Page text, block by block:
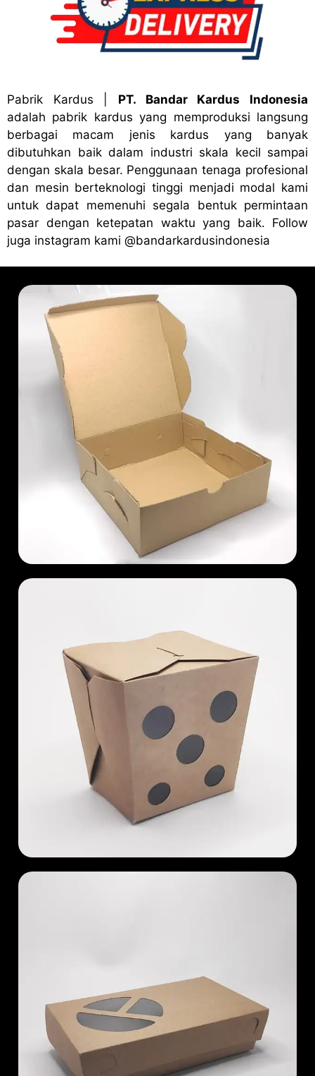
Pabrik Kardus
PT. Bandar Kardus Indonesia
adalah pabrik kardus yang memproduksi langsung
berbagai macam jenis kardus yang banyak
dibutuhkan baik dalam industri skala kecil sampai
dengan skala besar. Penggunaan tenaga profesional
dan mesin berteknologi tinggi menjadi modal kami
untuk dapat memenuhi segala bentuk permintaan
pasar dengan ketepatan waktu yang baik. Follow
juga instagram kami @bandarkardusindonesia